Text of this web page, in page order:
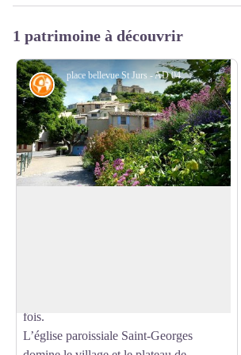
1 patrimoine à découvrir
place bellevue St Jurs - AD 04
Histoire
fois.
L’église paroissiale Saint-Georges